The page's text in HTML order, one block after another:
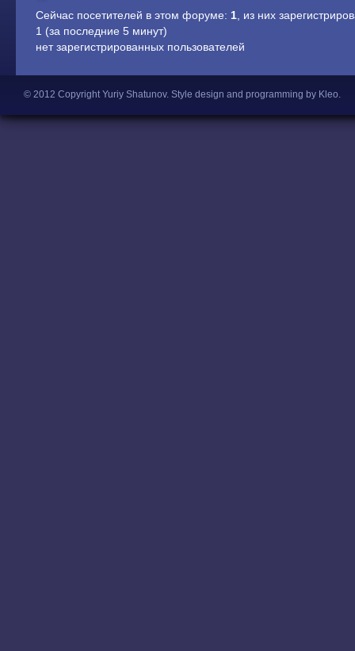
Сейчас посетителей в этом форуме: 1, из них
1 (за последние 5 минут)
нет зарегистрированных пользователей
© 2012 Copyright Yuriy Shatunov. Style design and programming by Kleo.